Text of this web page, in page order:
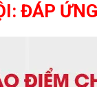
ĐÁP